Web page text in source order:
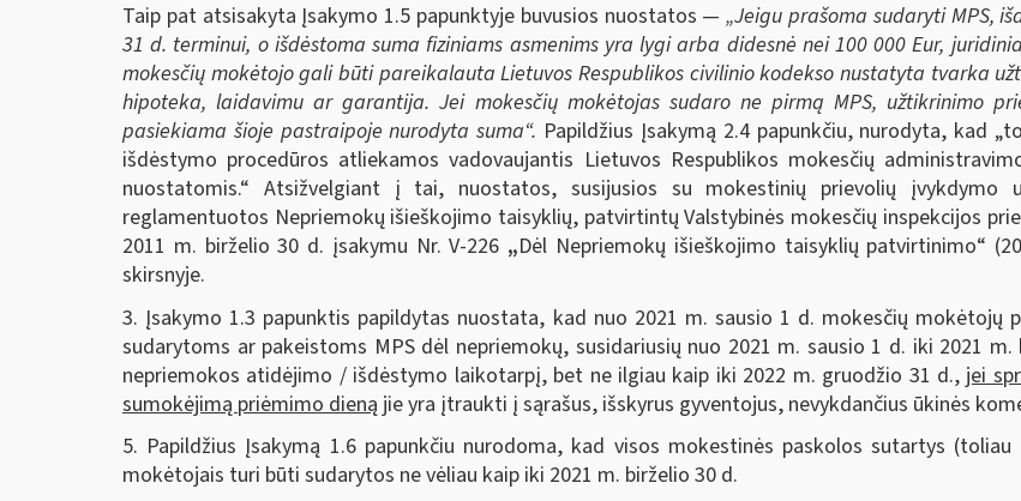
Taip pat atsisakyta Įsakymo 1.5 papunktyje buvusios nuostatos —„Jeigu prašoma sudaryti MPS,
31 d. terminui, o išdėstoma suma fiziniams asmenims yra lygi arba didesnė nei 100 000 Eur,
mokesčių mokėtojo gali būti pareikalauta Lietuvos Respublikos civilinio kodekso nustatyta tvarka
hipoteka, laidavimu ar garantija. Jei mokesčių mokėtojas sudaro ne pirmą MPS, užtikrinimo
pasiekiama šioje pastraipoje nurodyta suma“. Papildžius Įsakymą 2.4 papunkčiu, nurodyta, kad
išdėstymo procedūros atliekamos vadovaujantis Lietuvos Respublikos mokesčių
nuostatomis.“ Atsižvelgiant į tai, nuostatos, susijusios su mokestinių prievolių
reglamentuotos Nepriemokų išieškojimo taisyklių, patvirtintų Valstybinės mokesčių inspekcijos
2011 m. birželio 30 d. įsakymu Nr. V-226 „Dėl Nepriemokų išieškojimo taisyklių patvirtinimo“
skirsnyje.
3. Įsakymo 1.3 papunktis papildytas nuostata, kad nuo 2021 m. sausio 1 d. mokesčių mokėtojų
sudarytoms ar pakeistoms MPS dėl nepriemokų, susidariusių nuo 2021 m. sausio 1 d. iki 2021
nepriemokos atidėjimo / išdėstymo laikotarpį, bet ne ilgiau kaip iki 2022 m. gruodžio 31 d., jei
sumokėjimą priėmimo dieną jie yra įtraukti į sąrašus, išskyrus gyventojus, nevykdančius ūkinės
5. Papildžius Įsakymą 1.6 papunkčiu nurodoma, kad visos mokestinės paskolos sutartys
mokėtojais turi būti sudarytos ne vėliau kaip iki 2021 m. birželio 30 d.